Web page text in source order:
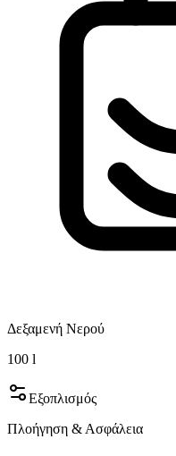
Δεξαμενή Νερού
100 l
Εξοπλισμός
Πλοήγηση & Ασφάλεια